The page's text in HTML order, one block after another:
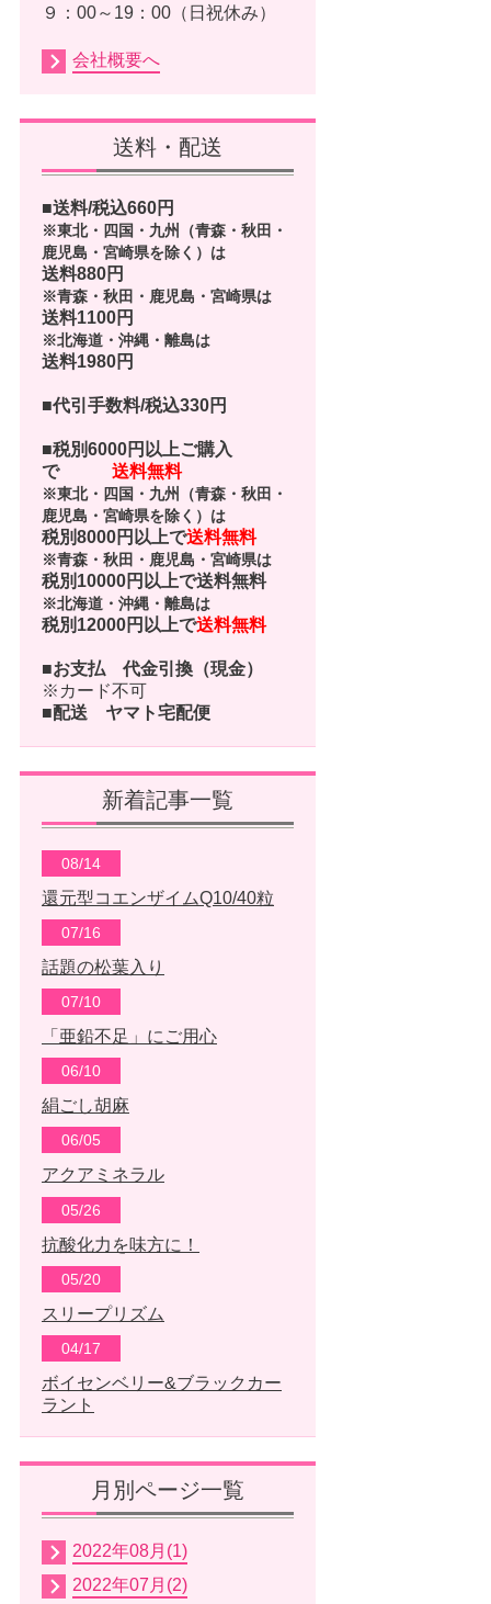
９：00～19：00（日祝休み）
会社概要へ
送料・配送
■送料/税込660円
※東北・四国・九州（青森・秋田・
鹿児島・宮崎県を除く）は
送料880円
※青森・秋田・鹿児島・宮崎県は
送料1100円
※北海道・沖縄・離島は
送料1980円
■代引手数料/税込330円
■税別6000円以上ご購入
で 送料無料
※東北・四国・九州（青森・秋田・
鹿児島・宮崎県を除く）は
税別8000円以上で送料無料
※青森・秋田・鹿児島・宮崎県は
税別10000円以上で送料無料
※北海道・沖縄・離島は
税別12000円以上で送料無料
■お支払 代金引換（現金）
※カード不可
■配送 ヤマト宅配便
新着記事一覧
08/14
還元型コエンザイムQ10/40粒
07/16
話題の松葉入り
07/10
「亜鉛不足」にご用心
06/10
絹ごし胡麻
06/05
アクアミネラル
05/26
抗酸化力を味方に！
05/20
スリープリズム
04/17
ボイセンベリー&ブラックカー
ラント
月別ページ一覧
2022年08月(1)
2022年07月(2)